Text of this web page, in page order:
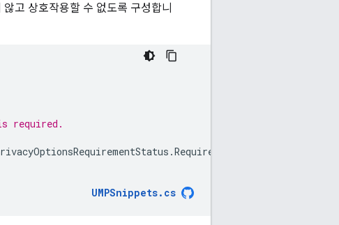
고 상호작용할 수 없도록 구성합니
required.
.Required
UMPSnippets. cs